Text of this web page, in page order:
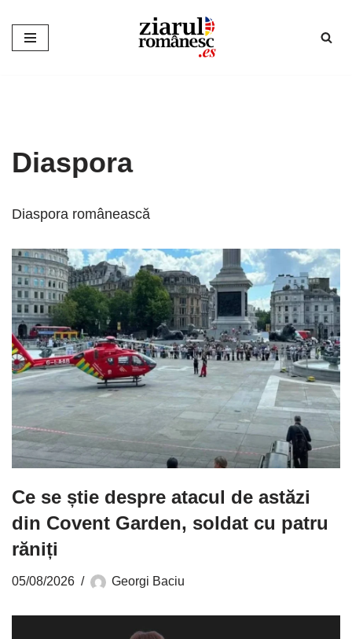
Sari
Diaspora
Diaspora românească
Ce se știe despre atacul de astăzi
din Covent Garden, soldat cu patru
răniți
05/08/2026 Georgi Baciu